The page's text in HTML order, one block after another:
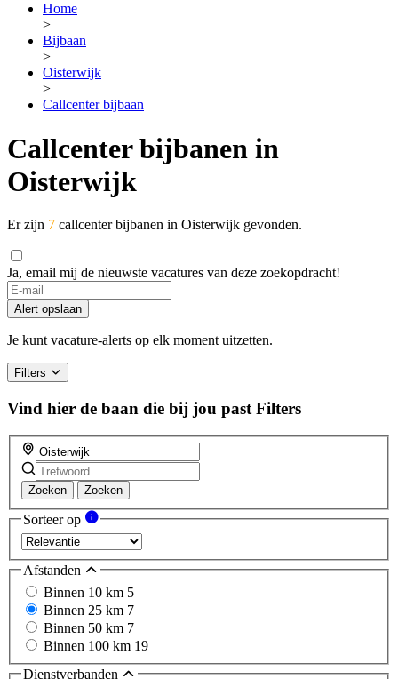
Home
>
Bijbaan
>
Oisterwijk
>
Callcenter bijbaan
Callcenter bijbanen in
Oisterwijk
Er zijn 7 callcenter bijbanen in Oisterwijk gevonden.
Ja, email mij de nieuwste vacatures van deze zoekopdracht!
Alert opslaan
Je kunt vacature-alerts op elk moment uitzetten.
Filters
Vind hier de baan die bij jou past Filters
Zoeken Zoeken
Sorteer op
Afstanden
Binnen 10 km 5
Binnen 25 km 7
Binnen 50 km 7
Binnen 100 km 19
Dienstverbanden